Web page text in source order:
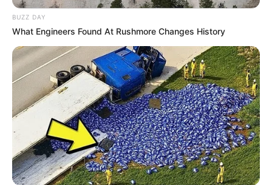
BUZZ DAY
What Engineers Found At Rushmore Changes History